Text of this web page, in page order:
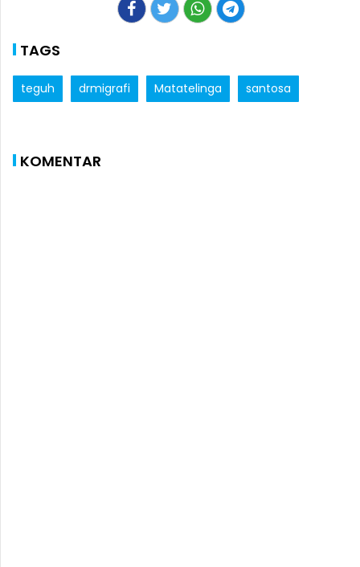
TAGS
teguh drmigrafi Matatelinga santosa
KOMENTAR